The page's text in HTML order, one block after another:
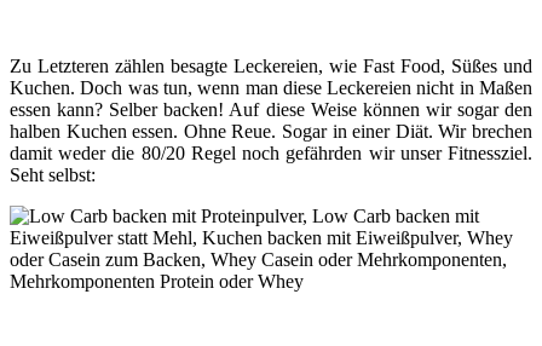
Zu Letzteren zählen besagte Leckereien, wie Fast Food, Süßes und
Kuchen. Doch was tun, wenn man diese Leckereien nicht in Maßen
essen kann? Selber backen! Auf diese Weise können wir sogar den
halben Kuchen essen. Ohne Reue. Sogar in einer Diät. Wir brechen
damit weder die 80/20 Regel noch gefährden wir unser Fitnessziel.
Seht selbst: